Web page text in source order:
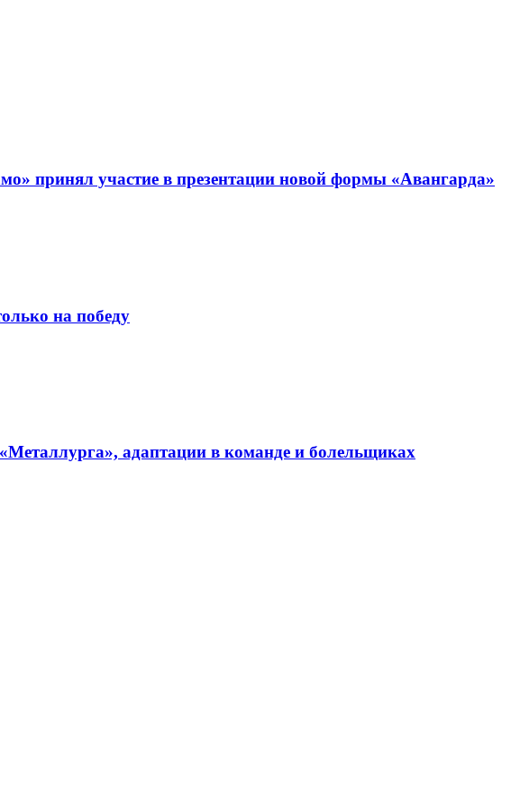
принял участие в презентации новой формы «Авангарда»
на победу
адаптации в команде и болельщиках